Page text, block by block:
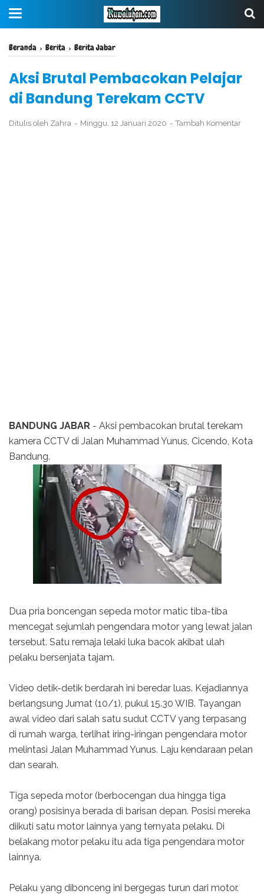
Beranda › Berita › Berita Jabar
Aksi Brutal Pembacokan Pelajar
di Bandung Terekam CCTV
Ditulis oleh Zahra Minggu, 12 Januari 2020 Tambah Komentar
BANDUNG JABAR - Aksi pembacokan brutal terekam
kamera CCTV di Jalan Muhammad Yunus, Cicendo, Kota
Bandung.
Dua pria boncengan sepeda motor matic tiba-tiba
mencegat sejumlah pengendara motor yang lewat jalan
tersebut. Satu remaja lelaki luka bacok akibat ulah
pelaku bersenjata tajam.
Video detik-detik berdarah ini beredar luas. Kejadiannya
berlangsung Jumat (10/1), pukul 15.30 WIB. Tayangan
awal video dari salah satu sudut CCTV yang terpasang
di rumah warga, terlihat iring-iringan pengendara motor
melintasi Jalan Muhammad Yunus. Laju kendaraan pelan
dan searah.
Tiga sepeda motor (berbocengan dua hingga tiga
orang) posisinya berada di barisan depan. Posisi mereka
diikuti satu motor lainnya yang ternyata pelaku. Di
belakang motor pelaku itu ada tiga pengendara motor
lainnya.
Pelaku yang dibonceng ini bergegas turun dari motor.